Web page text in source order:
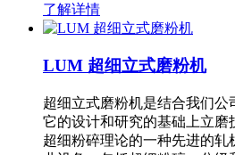
了解详情
LUM 超细立式磨粉机
超细立式磨粉机是结合我们公
它的设计和研究的基础上立磨
超细粉碎理论的一种先进的